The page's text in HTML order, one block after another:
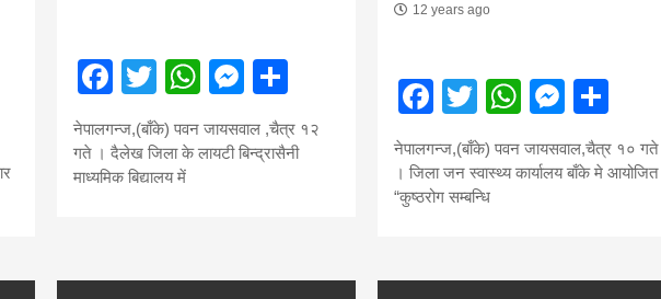
Facebook
TwitterWhatsApp
Messenger
नेपालगन्ज,(बाँके) पवन जायसवाल ,चैत्र १२
गते । दैलेख जिला के लायटी बिन्द्रासैनी
माध्यमिक बिद्यालय में
12 years ago
Facebook
Twitter
नेपालगन्ज,(बाँके) पवन जायसवाल,चैत्र १० गते
। जिला जन स्वास्थ्य कार्यालय बाँके मे आयोजित
“कुष्ठरोग सम्बन्धि